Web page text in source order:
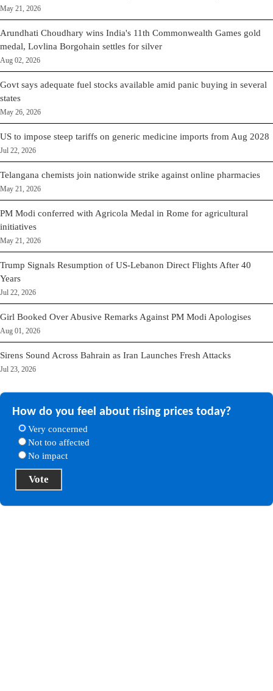
May 21, 2026
Arundhati Choudhary wins India's 11th Commonwealth Games gold
medal, Lovlina Borgohain settles for silver
Aug 02, 2026
Govt says adequate fuel stocks available amid panic buying in several
states
May 26, 2026
US to impose steep tariffs on generic medicine imports from Aug 2028
Jul 22, 2026
Telangana chemists join nationwide strike against online pharmacies
May 21, 2026
PM Modi conferred with Agricola Medal in Rome for agricultural
initiatives
May 21, 2026
Trump Signals Resumption of US-Lebanon Direct Flights After 40
Years
Jul 22, 2026
Girl Booked Over Abusive Remarks Against PM Modi Apologises
Aug 01, 2026
Sirens Sound Across Bahrain as Iran Launches Fresh Attacks
Jul 23, 2026
How do you feel about rising prices today?
Very concerned
Not too affected
No impact